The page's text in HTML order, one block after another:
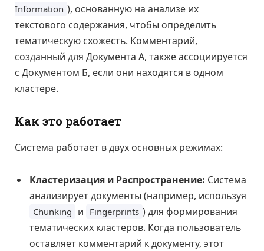
Information ), основанную на анализе их
текстового содержания, чтобы определить
тематическую схожесть. Комментарий,
созданный для Документа А, также ассоциируется
с Документом Б, если они находятся в одном
кластере.
Как это работает
Система работает в двух основных режимах:
Кластеризация и Распространение: Система
анализирует документы (например, используя
Chunking и Fingerprints ) для формирования
тематических кластеров. Когда пользователь
оставляет комментарий к документу, этот